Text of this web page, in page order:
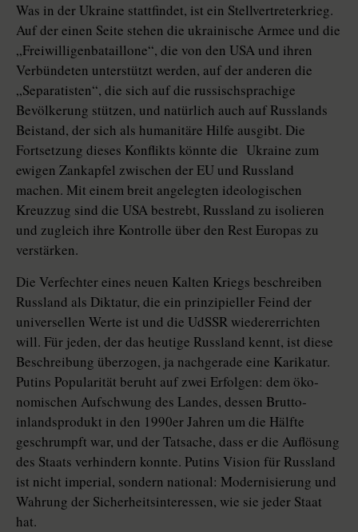
Was in der Ukraine stattfindet, ist ein Stellvertreterkrieg.
Auf der einen Seite stehen die ukrainische Armee und die
„Freiwilligenbataillone“, die von den USA und ihren
Verbündeten unterstützt werden, auf der anderen die
„Separatisten“, die sich auf die russischsprachige
Bevölkerung stützen, und natürlich auch auf Russlands
Beistand, der sich als humanitäre Hilfe ausgibt. Die
Fortsetzung dieses Konflikts könnte die Ukraine zum
ewigen Zankapfel zwischen der EU und Russland
machen. Mit einem breit angelegten ideologischen
Kreuzzug sind die USA bestrebt, Russland zu isolieren
und zugleich ihre Kontrolle über den Rest Europas zu
verstärken.
Die Verfechter eines neuen Kalten Kriegs beschreiben
Russland als Diktatur, die ein prinzipieller Feind der
universellen Werte ist und die UdSSR wiedererrichten
will. Für jeden, der das heutige Russland kennt, ist diese
Beschreibung überzogen, ja nachgerade eine Karikatur.
Putins Popularität beruht auf zwei Erfolgen: dem öko­
nomischen Aufschwung des Landes, dessen Brutto­
inlandsprodukt in den 1990er Jahren um die Hälfte
geschrumpft war, und der Tatsache, dass er die Auflösung
des Staats verhindern konnte. Putins Vision für Russland
ist nicht imperial, sondern national: Modernisierung und
Wahrung der Sicherheitsinteressen, wie sie jeder Staat
hat.